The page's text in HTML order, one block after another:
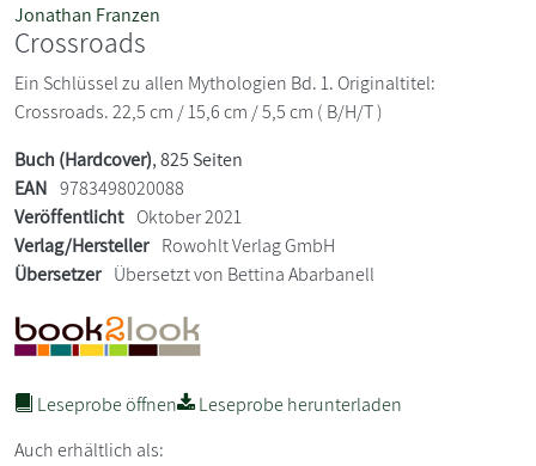
Jonathan Franzen
Crossroads
Ein Schlüssel zu allen Mythologien Bd. 1. Originaltitel:
Crossroads. 22,5 cm / 15,6 cm / 5,5 cm ( B/H/T )
Buch (Hardcover), 825 Seiten
EAN 9783498020088
Veröffentlicht Oktober 2021
Verlag/Hersteller Rowohlt Verlag GmbH
Übersetzer Übersetzt von Bettina Abarbanell
Leseprobe öffnen
Leseprobe herunterladen
Auch erhältlich als: